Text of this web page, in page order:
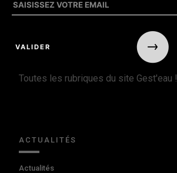
Toutes les rubriques du site Gest'eau !
ACTUALITÉS
Actualités